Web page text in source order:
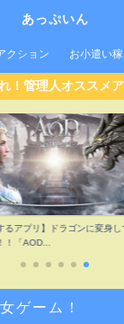
あっぷいん
クション お小遣い
！管理人オススメ
るアプリ】ドラゴンに変身し
！「AOD...
ゲーム！